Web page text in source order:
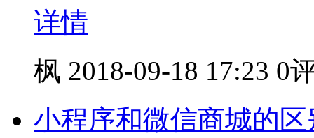
详情
枫 2018-09-18 17:23 0
小程序和微信商城的